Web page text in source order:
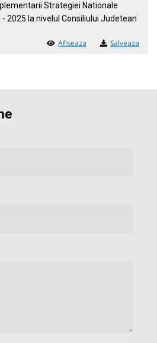
Strategiei Nationale
2025 la nivelul Consiliului Judetean
Afiseaza Salveaza